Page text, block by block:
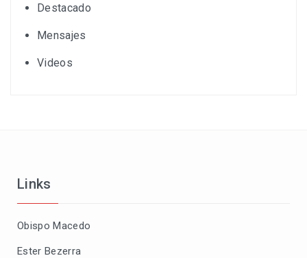
Destacado
Mensajes
Videos
Links
Obispo Macedo
Ester Bezerra